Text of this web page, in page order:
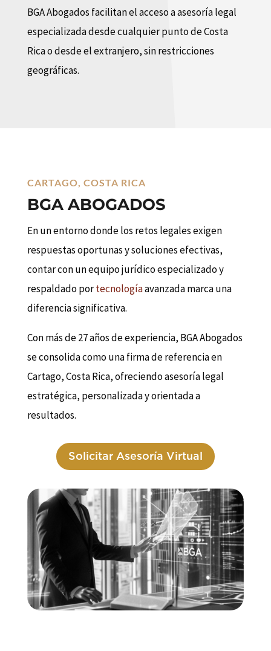
BGA Abogados facilitan el acceso a asesoría legal
especializada desde cualquier punto de Costa
Rica o desde el extranjero, sin restricciones
geográficas.
CARTAGO, COSTA RICA
BGA ABOGADOS
En un entorno donde los retos legales exigen
respuestas oportunas y soluciones efectivas,
contar con un equipo jurídico especializado y
respaldado portecnologíaavanzada marca una
diferencia significativa.
Con más de 27 años de experiencia, BGA Abogados
se consolida como una firma de referencia en
Cartago, Costa Rica, ofreciendo asesoría legal
estratégica, personalizada y orientada a
resultados.
Solicitar Asesoría Virtual